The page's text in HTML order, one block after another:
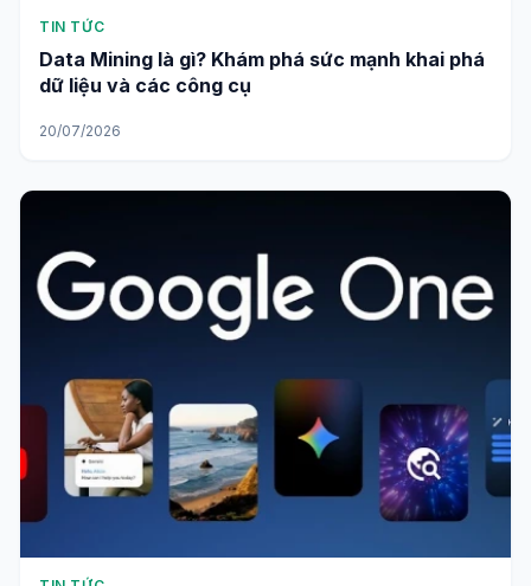
TIN TỨC
Data Mining là gì? Khám phá sức mạnh khai phá
dữ liệu và các công cụ
20/07/2026